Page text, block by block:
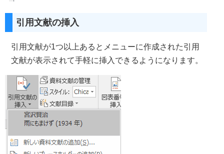
引用文献の挿入
引用文献が1つ以上あるとメニューに作成された引用
文献が表示されて手軽に挿入できるようになります。